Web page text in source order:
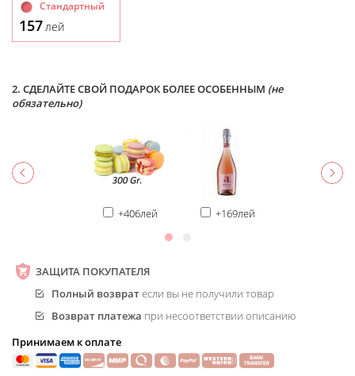
Стандартный
157лей
2. СДЕЛАЙТЕ СВОЙ ПОДАРОК БОЛЕЕ ОСОБЕННЫМ (не
обязательно)
+406лей +169лей
ЗАЩИТА ПОКУПАТЕЛЯ
Полный возвратесли вы не получили товар
Возврат платежа при несоответствии описанию
Принимаем к оплате